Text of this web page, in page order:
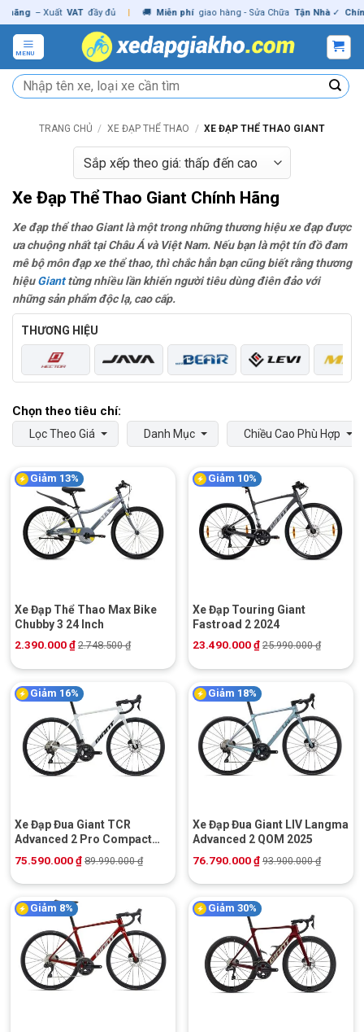
Skip
to
content
Xuất VAT đầy đủ | 🚚 Miễn phí giao hàng - Sửa Chữa Tận Nhà ✓ Chính hãng
MENU
Tìm
kiếm:
TRANG CHỦ / XE ĐẠP THỂ THAO / XE ĐẠP THỂ THAO GIANT
Xe Đạp Thể Thao Giant Chính Hãng
Xe đạp thể thao Giant là một trong những thương hiệu xe đạp được
ưa chuộng nhất tại Châu Á và Việt Nam. Nếu bạn là một tín đồ đam
mê bộ môn đạp xe thể thao, thì chắc hẳn bạn cũng biết rằng thương
hiệuGianttừng nhiều lần khiến người tiêu dùng điên đảo với
những sản phẩm độc lạ, cao cấp.
THƯƠNG HIỆU
Lọc Theo Giá Danh Mục Chiều Cao Phù Hợp
Giảm 13%
Xe Đạp Thể Thao Max Bike
Chubby 3 24 Inch
2.390.000₫ 2.748.500₫
Giảm 10%
Xe Đạp Touring Giant
Fastroad 2 2024
23.490.000₫ 25.990.000₫
Giảm 16%
Xe Đạp Đua Giant TCR
Advanced 2 Pro Compact
2025
75.590.000₫ 89.990.000₫
Giảm 18%
Xe Đạp Đua Giant LIV Langma
Advanced 2 QOM 2025
76.790.000₫ 93.900.000₫
Giảm 8% Giảm 30%